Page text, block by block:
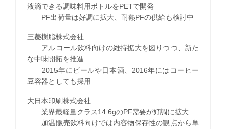
液滴できる調味料用ボトルをPETで開発
PF出荷量は好調に拡大、耐熱PFの供給も検討中
三菱樹脂株式会社
アルコール飲料向けの維持拡大を図りつつ、新た
な中味開拓を推進
2015年にビールや日本酒、2016年にはコーヒー
豆容器としても採用
大日本印刷株式会社
業界最軽量クラス14.6gのPF需要が好調に拡大
加温販売飲料向けでは内容物保存性の観点から単